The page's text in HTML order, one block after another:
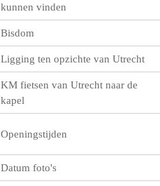
kunnen vinden
Bisdom
Ligging ten opzichte van Utrecht
KM fietsen van Utrecht naar de
kapel
Openingstijden
Datum foto's